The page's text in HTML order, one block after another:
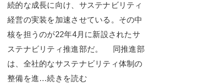
続的な成長に向け、サステナビリティ
経営の実装を加速させている。その中
核を担うのが22年4月に新設されたサ
ステナビリティ推進部だ。 同推進部
は、全社的なサステナビリティ体制の
整備を進…続きを読む